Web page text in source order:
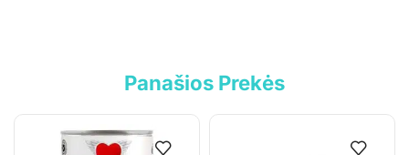
Panašios Prekės
Mano paskyra